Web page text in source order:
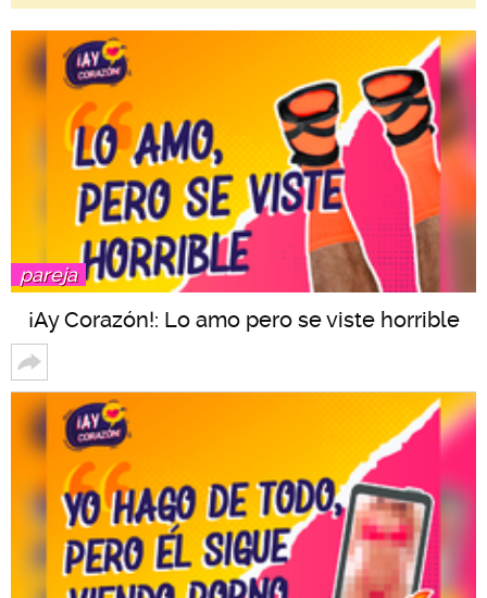
pareja
¡Ay Corazón!: Lo amo pero se viste horrible